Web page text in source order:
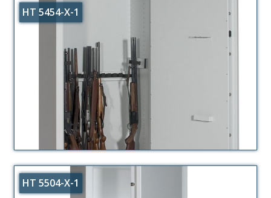
HT 5454-X-1
HT 5504-X-1